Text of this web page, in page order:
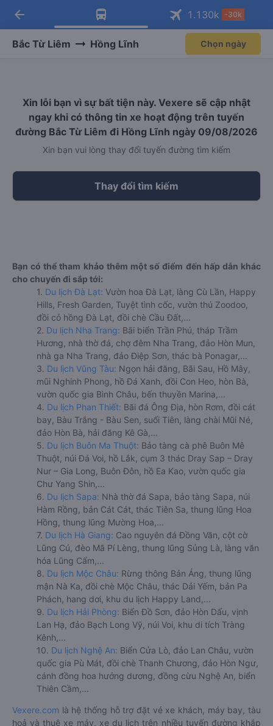
Tải app Vexere ngay!
Nhận ưu đãi thành viên độc
Mở app
Tải app Vexere
-30k/ghế khi đặt vé máy bay qua
Mở app
arrow_back 1.130k -30k
Bắc Từ Liêm Hồng Lĩnh Chọn ngày
Xin lỗi bạn vì sự bất tiện này. Vexere sẽ cập nhật
ngay khi có thông tin xe hoạt động trên tuyến
đường Bắc Từ Liêm đi Hồng Lĩnh ngày 09/08/2026
Xin bạn vui lòng thay đổi tuyến đường tìm kiếm
Thay đổi tìm kiếm
Bạn có thể tham khảo thêm một số điểm đến hấp dẫn khác
cho chuyến đi sắp tới:
1. Du lịch Đà Lạt: Vườn hoa Đà Lạt, làng Cù Lần, Happy
Hills, Fresh Garden, Tuyệt tình cốc, vườn thú Zoodoo,
đồi cỏ hồng Đà Lạt, đồi chè Cầu Đất,...
2. Du lịch Nha Trang: Bãi biển Trần Phú, tháp Trầm
Hương, nhà thờ đá, chợ đêm Nha Trang, đảo Hòn Mun,
nhà ga Nha Trang, đảo Điệp Sơn, thác bà Ponagar,...
3. Du lịch Vũng Tàu: Ngọn hải đăng, Bãi Sau, Hồ Mây,
mũi Nghinh Phong, hồ Đá Xanh, đồi Con Heo, hòn Bà,
vườn quốc gia Bình Châu, bến thuyền Marina,...
4. Du lịch Phan Thiết: Bãi đá Ông Địa, hòn Rơm, đồi cát
bay, Bàu Trắng - Bàu Sen, suối Tiên, làng chài Mũi Né,
đảo Hòn Bà, hải đăng Kê Gà,...
5. Du lịch Buôn Ma Thuột: Bảo tàng cà phê Buôn Mê
Thuột, núi Đá Voi, hồ Lắk, cụm 3 thác Dray Sap – Dray
Nur – Gia Long, Buôn Đôn, hồ Ea Kao, vườn quốc gia
Chư Yang Shin,...
6. Du lịch Sapa: Nhà thờ đá Sapa, bảo tàng Sapa, núi
Hàm Rồng, bản Cát Cát, thác Tiên Sa, thung lũng Hoa
Hồng, thung lũng Mường Hoa,...
7. Du lịch Hà Giang: Cao nguyên đá Đồng Văn, cột cờ
Lũng Cú, đèo Mã Pí Lèng, thung lũng Sủng Là, làng văn
hóa Lũng Cẩm,...
8. Du lịch Mộc Châu: Rừng thông Bản Áng, thung lũng
mận Nà Ka, đồi chè Mộc Châu, thác Dải Yếm, bản Pa
Phách, hang dơi, khu du lịch Happy Land,...
9. Du lịch Hải Phòng: Biển Đồ Sơn, đảo Hòn Dấu, vịnh
Lan Hạ, đảo Bạch Long Vỹ, núi Voi, khu di tích Tràng
Kênh,...
10. Du lịch Nghệ An: Biển Cửa Lò, đảo Lan Châu, vườn
quốc gia Pù Mát, đồi chè Thanh Chương, đảo Hòn Ngư,
cánh đồng hoa hướng dương, đồng cừu Nghệ An, biển
Thiên Cầm,...
Vexere.com là hệ thống hỗ trợ đặt vé xe khách, máy bay, tàu
hoả và thuê xe máy, xe du lịch trên nhiều tuyến đường khắp